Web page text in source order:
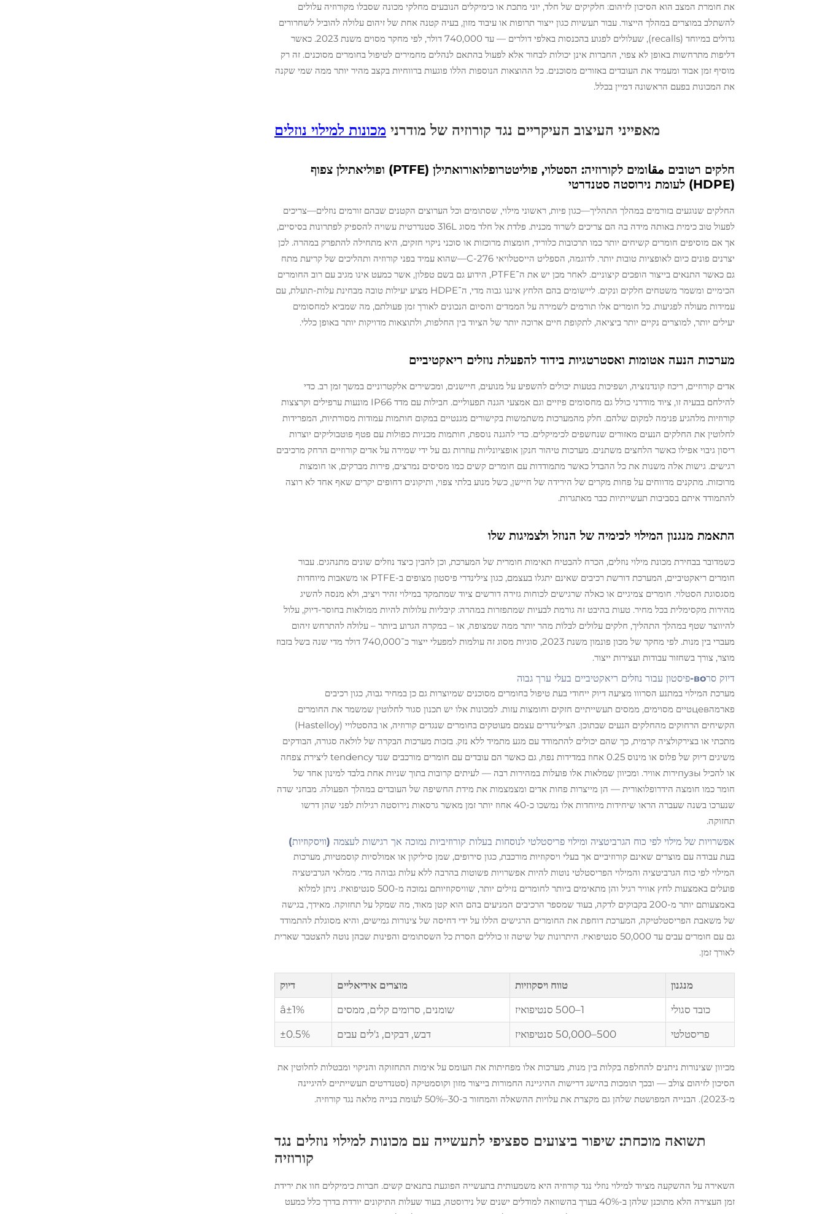
את חומרת המצב הוא הסיכון לזיהום: חלקיקים של חלד, יוני מתכת או כימיקלים הנובעים מחלקי מכונה שסבלו מקורוזיה עלולים
להשתלב במוצרים במהלך הייצור. עבור תעשיות כגון ייצור תרופות או עיבוד מזון, בעיה קטנה אחת של זיהום עלולה להוביל לשחרורים
גדולים במיוחד (recalls), שעלולים לפגוע בהכנסות באלפי דולרים — עד 740,000 דולר, לפי מחקר מסוים משנת 2023. כאשר
דליפות מתרחשות באופן לא צפוי, החברות אינן יכולות לבחור אלא לפעול בהתאם לנהלים מחמירים לטיפול בחומרים מסוכנים. זה רק
מוסיף זמן אבוד ומעמיד את העובדים באזורים מסוכנים. כל ההוצאות הנוספות הללו פוגעות ברווחיות בקצב מהיר יותר ממה שמי שקנה
את המכונות בפעם הראשונה דמיין בכלל.
מאפייני העיצוב העיקריים נגד קורוזיה של מודרני מכונות למילוי נוזלים
חלקים רטובים مقاומים לקורוזיה: הסטלוי, פוליטטרופלואורואתילן (PTFE) ופוליאתילן צפוף
(HDPE) לעומת נירוסטה סטנדרטי
החלקים שנוגעים בזורמים במהלך התהליך—כגון פיות, ראשוני מילוי, שסתומים וכל הערוצים הקטנים שבהם זורמים נוזלים—צריכים
לפעול טוב כימית באותה מידה בה הם צריכים לשרוד מכנית. פלדת אל חלד מסוג 316L סטנדרטית עשויה להספיק לפתרונות בסיסיים,
אך אם מוסיפים חומרים קשיחים יותר כמו תרכובות כלוריד, חומצות מרוכזות או סוכני ניקוי חזקים, היא מתחילה להתפרק במהרה. לכן
יצרנים פונים כיום לאופציות טובות יותר. לדוגמה, הספליט הייסטלויאי C-276—שהוא עמיד בפני קורוזיה ותהליכים של קריעת מתח
גם כאשר התנאים בייצור הופכים קיצוניים. לאחר מכן יש את ה־PTFE, הידוע גם בשם טפלון, אשר כמעט אינו מגיב עם רוב החומרים
הכימיים ומשמר משטחים חלקים ונקים. ליישומים בהם הלחץ איננו גבוה מדי, ה־HDPE מציע יעילות טובה מבחינת עלות-תועלת, עם
עמידות מעולה לפגיעות. כל חומרים אלו תורמים לשמירה על הממדים והסיום הנכונים לאורך זמן פעולתם, מה שמביא למחסומים
יעילים יותר, למוצרים נקיים יותר ביציאה, לתקופת חיים ארוכה יותר של הציוד בין החלפות, ולתוצאות מדויקות יותר באופן כללי.
מערכות הנעה אטומות ואסטרטגיות בידוד להפעלת נוזלים ריאקטיביים
אדים קורוזיים, ריכוז קונדנזציה, ושפיכות בטעות יכולים להשפיע על מנועים, חיישנים, ומכשירים אלקטרוניים במשך זמן רב. כדי
להילחם בבעיה זו, ציוד מודרני כולל גם מחסומים פיזיים וגם אמצעי הגנה תפעוליים. חבילות עם מדד IP66 מונעות ערפילים וקרצצות
קורוזיות מלהגיע פנימה למקום שלהם. חלק מהמערכות משתמשות בקישורים מגנטיים במקום חותמות עמודות מסורתיות, המפרידות
לחלוטין את החלקים הנעים מאזורים שנחשפים לכימיקלים. כדי להגנה נוספת, חותמות מכניות כפולות עם פטף פוטבוליקים יוצרות
ריסון גיבוי אפילו כאשר הלחצים משתנים. מערכות טיהור חנקן אופציונליות עוזרות גם על ידי שמירה על אדים קורוזיים הרחק מרכיבים
רגישים. גישות אלה משנות את כל ההבדל כאשר מתמודדות עם חומרים קשים כמו מסיסים נמרצים, פירות מברקים, או חומצות
מרוכזות. מתקנים מדווחים על פחות מקרים של הירידה של חיישן, כשל מנוע בלתי צפוי, ותיקונים דחופים יקרים שאף אחד לא רוצה
להתמודד איתם בסביבות תעשייתיות כבר מאתגרות.
התאמת מנגנון המילוי לכימיה של הנוזל ולצמיגות שלו
כשמדובר בבחירת מכונת מילוי נוזלים, הכרח להבטיח תאימות חומרית של המערכת, וכן להבין כיצד נוזלים שונים מתנהגים. עבור
חומרים ריאקטיביים, המערכת דורשת רכיבים שאינם יתגלו בעצמם, כגון צילינדרי פיסטון מצופים ב-PTFE או משאבות מיוחדות
מסגסוגת הסטלוי. חומרים צמיגיים או כאלה שרגישים לכוחות גזירה דורשים ציוד שמתמקד במילוי זהיר ויציב, ולא מנסה להשיג
מהירות מקסימלית בכל מחיר. טעות בהיבט זה גורמת לבעיות שמתפזרות במהרה: קיבליות עלולות להיות ממולאות בחוסר-דיוק, עלול
להיווצר שטף במהלך התהליך, חלקים עלולים לבלוֹת מהר יותר ממה שמצופה, או – במקרה הגרוע ביותר – עלולה להתרחש זיהום
מעברי בין מנות. לפי מחקר של מכון פונמון משנת 2023, סוגיות מסוג זה עולמות למפעלי ייצור כ־740,000 דולר מדי שנה בשל בזבוז
מוצר, צורך בשחזור עבודות ועצירות ייצור.
דיוק סרво-פיסטון עבור נוזלים ריאקטיביים בעלי ערך גבוה
מערכת המילוי במתנע הסרווו מציעה דיוק ייחודי בעת טיפול בחומרים מסוכנים שמיוצרות גם כן במחיר גבוה, כגון רכיבים
פארמהцевטיים מסוימים, ממסים תעשייתיים חזקים וחומצות עזות. למכונות אלו יש תכנון סגור לחלוטין שמשמר את החומרים
הקשיחים הרחוקים מהחלקים הנעים שבתוכן. הצילינדרים עצמם מעוטקים בחומרים שנגדים קורוזיה, או בהסטלויי (Hastelloy)
מתכתי או בצירקולציה קרמית, כך שהם יכולים להתמודד עם מגע מתמיד ללא נזק. בזכות מערכות הבקרה של לולאה סגורה, הבודקים
משיגים דיוק של פלוס או מינוס 0.25 אחוז במדידות נפח, גם כאשר הם עובדים עם חומרים מורכבים שנד tendency ליצירת צפחה
או להכיל пузыירות אוויר. ומכיוון שמלאות אלו פועלות במהירות רבה — לעיתים קרובות בתוך שניות אחת בלבד למינון אחד של
חומר כמו חומצה הידרופלואורית — הן מייצרות פחות אדים ומצמצמות את מידת החשיפה של העובדים במהלך הפעולה. מבחני שדה
שנערכו בשנה שעברה הראו שיחידות מיוחדות אלו נמשכו כ-40 אחוז יותר זמן מאשר גרסאות נירוסטה רגילות לפני שהן דרשו
תחזוקה.
אפשרויות של מילוי לפי כוח הגרביטציה ומילוי פריסטלטי לנוסחות בעלות קורוזיביות נמוכה אך רגישות לעצמה (וויסקוזיות)
בעת עבודה עם מוצרים שאינם קורוזיביים אך בעלי ויסקוזיות מורכבת, כגון סירופים, שמן סיליקון או אמולסיות קוסמטיות, מערכות
המילוי לפי כוח הגרביטציה והמילוי הפריסטלטי נוטות להיות אפשרויות פשוטות בהרבה ללא עלות גבוהה מדי. ממלאי הגרביטציה
פועלים באמצעות לחץ אוויר רגיל והן מתאימים ביותר לחומרים נזילים יותר, שוויסקוזיותם נמוכה מ-500 סנטיפואיז. ניתן למלוא
באמצעותם יותר מ-200 בקבוקים לדקה, בעוד שמספר הרכיבים המניעים בהם הוא קטן מאוד, מה שמקל על תחזוקה. מאידך, בגישה
של משאבת הפריסטלטיקה, המערכת דוחפת את החומרים הרגישים הללו על ידי דחיסה של צינורות גמישים, והיא מסוגלת להתמודד
גם עם חומרים עבים עד 50,000 סנטיפואיז. היתרונות של שיטה זו כוללים הסרת כל השסתומים והפינות שבהן נוטה להצטבר שארית
לאורך זמן.
מנגנון טווח ויסקוזיות מוצרים אידיאליים
דיוק
כובד סגולי
1–500 סנטיפואיז שומנים, סרומים קלים, ממסים
â±1%
פריסטלטי
500–50,000 סנטיפואיז דבש, דבקים, ג'לים עבים ±0.5%
מכיוון שצינורות ניתנים להחלפה בקלות בין מנות, מערכות אלו מפחיתות את העומס על אימות התחזוקה והניקוי ומבטלות לחלוטין את
הסיכון לזיהום צולב — ובכך תומכות בהישג דרישות ההיגיינה החמורות בייצור מזון וקוסמטיקה (סטנדרטים תעשייתיים להיגיינה
מ-2023). הבנייה המפושטת שלהן גם מקצרת את עלויות ההשאלה והמחזור ב-30–50% לעומת בנייה מלאה נגד קורוזיה.
תשואה מוכחת: שיפור ביצועים ספציפי לתעשייה עם מכונות למילוי נוזלים נגד
קורוזיה
השאירה על ההשקעה מציוד למילוי נוזלי נגד קורוזיה היא משמעותית בתעשייה הפוגעת בתנאים קשים. חברות כימיקלים חוו את ירידת
זמן העצירה הלא מתוכנן שלהן ב-40% בערך בהשוואה למודלים ישנים של נירוסטה, בעוד שעלות התיקונים יורדת בדרך כלל כמעט